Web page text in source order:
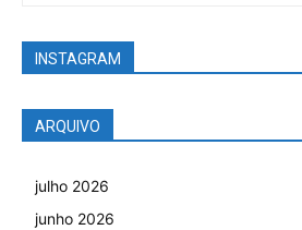
INSTAGRAM
ARQUIVO
julho 2026
junho 2026